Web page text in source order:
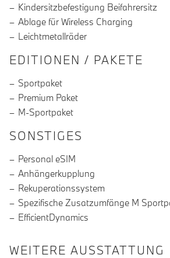
Kindersitzbefestigung Beifahrersitz
Ablage für Wireless Charging
Leichtmetallräder
EDITIONEN / PAKETE
Sportpaket
Premium Paket
M-Sportpaket
SONSTIGES
Personal eSIM
Anhängerkupplung
Rekuperationssystem
Spezifische Zusatzumfänge M
EfficientDynamics
WEITERE AUSSTATTUNG